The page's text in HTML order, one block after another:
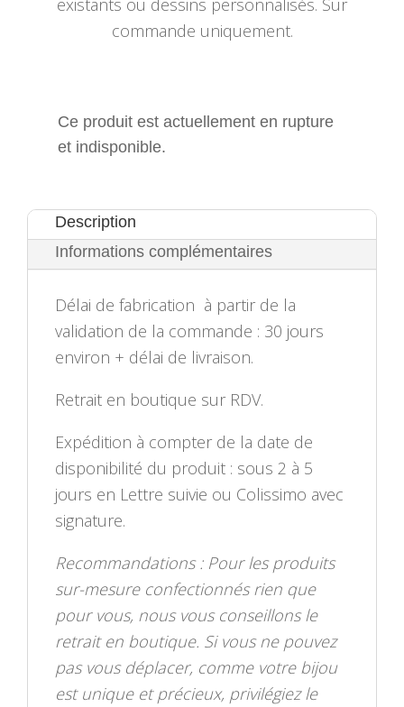
existants ou dessins personnalisés. Sur
commande uniquement.
Ce produit est actuellement en rupture
et indisponible.
Description
Informations complémentaires
Délai de fabrication à partir de la
validation de la commande : 30 jours
environ + délai de livraison.
Retrait en boutique sur RDV.
Expédition à compter de la date de
disponibilité du produit : sous 2 à 5
jours en Lettre suivie ou Colissimo avec
signature.
Recommandations : Pour les produits
sur-mesure confectionnés rien que
pour vous, nous vous conseillons le
retrait en boutique. Si vous ne pouvez
pas vous déplacer, comme votre bijou
est unique et précieux, privilégiez le